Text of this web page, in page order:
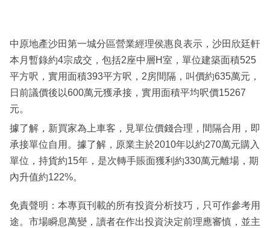
區
中原地產沙田第一城分區營業經理侯惠良表示，沙田欣廷軒
本月暫錄約4宗成交，包括2座中層H室，單位建築面積525
平方呎，實用面積393平方呎，2房間隔，叫價約635萬元，
日前議價後以600萬元獲承接，實用面積平均呎價15267
元。
據了解，新買家為上車客，見單位價錢合理，間隔合用，即
承接單位自用。據了解，原業主於2010年以約270萬元購入
單位，持貨約15年，是次轉手賬面獲利約330萬元離場，期
內升值約122%。
免責聲明：本專頁刊載的所有投資分析技巧，只可作參考用
途。市場瞬息萬變，讀者在作出投資決定前理應審慎，並主